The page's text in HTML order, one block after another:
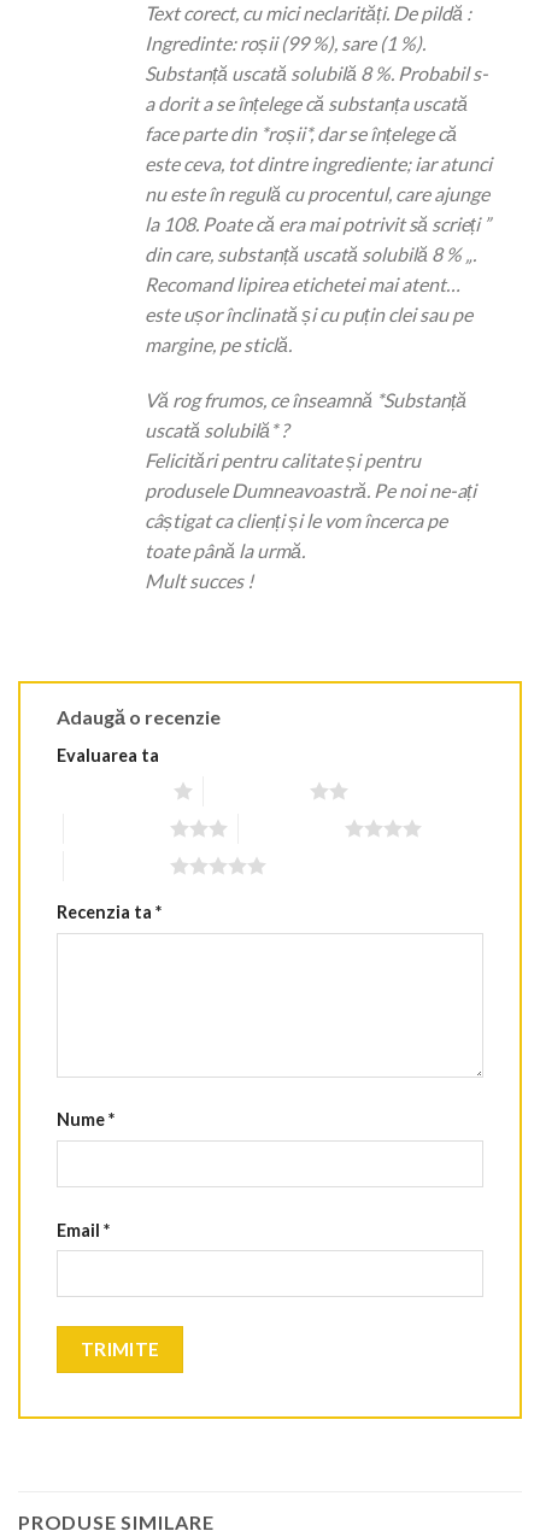
Text corect, cu mici neclarități. De pildă :
Ingredinte: roșii (99 %), sare (1 %).
Substanță uscată solubilă 8 %. Probabil s-
a dorit a se înțelege că substanța uscată
face parte din *roșii*, dar se înțelege că
este ceva, tot dintre ingrediente; iar atunci
nu este în regulă cu procentul, care ajunge
la 108. Poate că era mai potrivit să scrieți ”
din care, substanță uscată solubilă 8 % „.
Recomand lipirea etichetei mai atent…
este ușor înclinată și cu puțin clei sau pe
margine, pe sticlă.
Vă rog frumos, ce înseamnă *Substanță
uscată solubilă* ?
Felicitări pentru calitate și pentru
produsele Dumneavoastră. Pe noi ne-ați
câștigat ca clienți și le vom încerca pe
toate până la urmă.
Mult succes !
Adaugă o recenzie
Evaluarea ta
Recenzia ta *
Nume*
Email *
PRODUSE SIMILARE